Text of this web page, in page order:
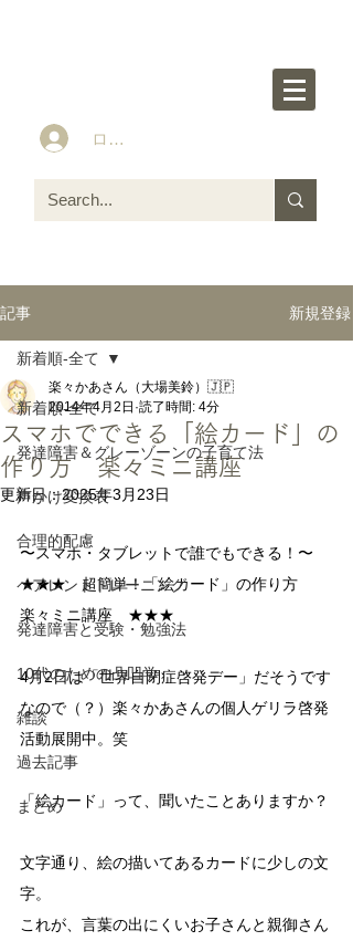
ログイン
記事 新規登録
新着順-全て
発達障害＆グレーゾーンの子育て法
声かけ変換表
合理的配慮
ペアレントトレーニング
発達障害と受験・勉強法
10代のための凸凹学
雑談
過去記事
まとめ
新着順-全て
スマホでできる「絵カード」の
作り方 楽々ミニ講座
楽々かあさん（大場美鈴）🇯🇵
2014年4月2日 読了時間: 4分
更新日：2025年3月23日
〜スマホ・タブレットで誰でもできる！〜
★★★　超簡単！「絵カード」の作り方
楽々ミニ講座　★★★
4月2日は「世界自閉症啓発デー」だそうです
なので（？）楽々かあさんの個人ゲリラ啓発
活動展開中。笑
「絵カード」って、聞いたことありますか？
文字通り、絵の描いてあるカードに少しの文
字。
これが、言葉の出にくいお子さんと親御さん